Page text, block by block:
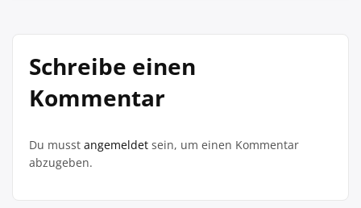
Schreibe einen
Kommentar
Du musst angemeldet sein, um einen Kommentar
abzugeben.